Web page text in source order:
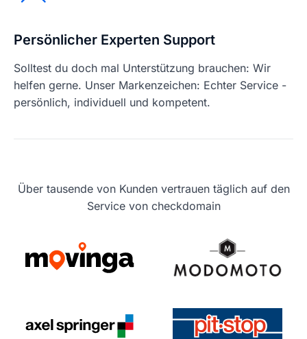
Persönlicher Experten Support
Solltest du doch mal Unterstützung brauchen: Wir
helfen gerne. Unser Markenzeichen: Echter Service -
persönlich, individuell und kompetent.
Über tausende von Kunden vertrauen täglich auf den
Service von checkdomain